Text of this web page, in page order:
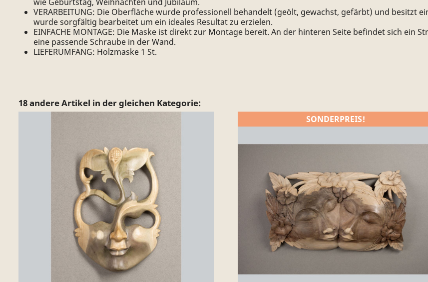
VERARBEITUNG: Die Oberfläche wurde professionell behandelt (geölt, gewachst, gefärbt) und besitzt
wurde sorgfältig bearbeitet um ein ideales Resultat zu erzielen.
EINFACHE MONTAGE: Die Maske ist direkt zur Montage bereit. An der hinteren Seite befindet sich ein
eine passende Schraube in der Wand.
LIEFERUMFANG: Holzmaske 1 St.
18 andere Artikel in der gleichen Kategorie:
SONDERPREIS!